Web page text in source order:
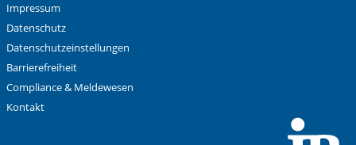
berufsspezifischen Themen
Einzelcoaching
Find your Way to Work – Modul betriebliche Erprobung,
246 UE
Impressum
Datenschutz
Datenschutzeinstellungen
Barrierefreiheit
Compliance & Meldewesen
Kontakt